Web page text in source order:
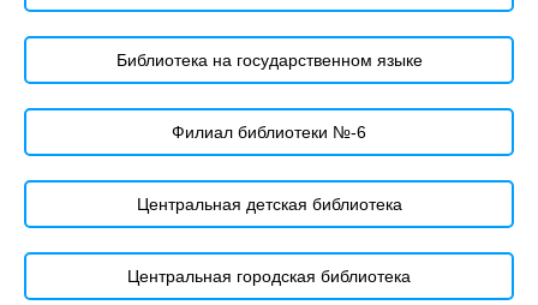
Библиотека на государственном языке
Филиал библиотеки №-6
Центральная детская библиотека
Центральная городская библиотека